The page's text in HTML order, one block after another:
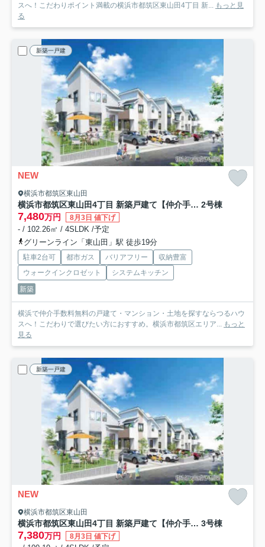
スへ！こだわりポイント満載の横浜市都筑区東山田4丁目 新... もっと見
る
新築一戸建
NEW
横浜市都筑区東山田
横浜市都筑区東山田4丁目 新築戸建て【仲介手数料無料】 2号棟
7,480万円 8月3日 値下げ
- / 102.26㎡ / 4SLDK /予定
グリーンライン「東山田」駅 徒歩19分
駐車2台可 都市ガス バリアフリー
収納豊富
ウォークインクロゼット
システムキッチン
新築
横浜で仲介手数料無料の戸建て・マンション・土地を探すならつるハウ
スへ！こだわりで選びたい方におすすめ。横浜市都筑区エリア... もっと
見る
新築一戸建
NEW
横浜市都筑区東山田
横浜市都筑区東山田4丁目 新築戸建て【仲介手数料無料】 3号棟
7,380万円 8月3日 値下げ